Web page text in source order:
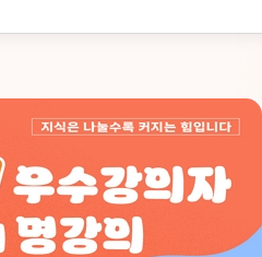
기관강의
테마강의